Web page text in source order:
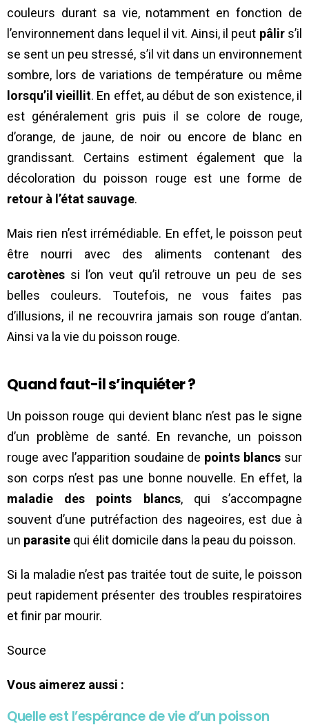
couleurs durant sa vie, notamment en fonction de
l’environnement dans lequel il vit. Ainsi, il peut pâlirs’il
se sent un peu stressé, s’il vit dans un environnement
sombre, lors de variations de température ou même
lorsqu’il vieillit. En effet, au début de son existence, il
est généralement gris puis il se colore de rouge,
d’orange, de jaune, de noir ou encore de blanc en
grandissant. Certains estiment également que la
décoloration du poisson rouge est une forme de
retour à l’état sauvage.
Mais rien n’est irrémédiable. En effet, le poisson peut
être nourri avec des aliments contenant des
carotènes si l’on veut qu’il retrouve un peu de ses
belles couleurs. Toutefois, ne vous faites pas
d’illusions, il ne recouvrira jamais son rouge d’antan.
Ainsi va la vie du poisson rouge.
Quand faut-il s’inquiéter ?
Un poisson rouge qui devient blanc n’est pas le signe
d’un problème de santé. En revanche, un poisson
rouge avec l’apparition soudaine de points blancs sur
son corps n’est pas une bonne nouvelle. En effet, la
maladie des points blancs, qui s’accompagne
souvent d’une putréfaction des nageoires, est due à
un parasite qui élit domicile dans la peau du poisson.
Si la maladie n’est pas traitée tout de suite, le poisson
peut rapidement présenter des troubles respiratoires
et finir par mourir.
Source
Vous aimerez aussi :
Quelle est l’espérance de vie d’un poisson